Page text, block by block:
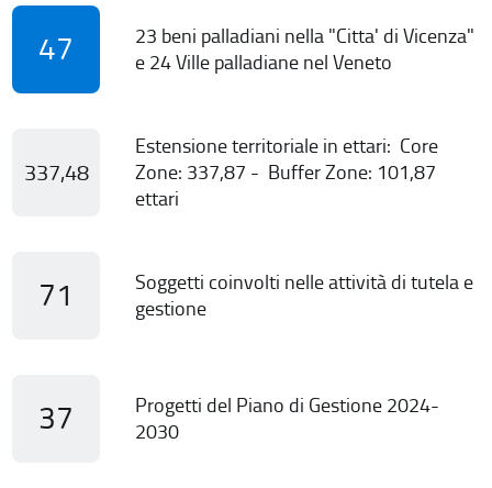
47
23 beni palladiani nella "Citta' di Vicenza"
e 24 Ville palladiane nel Veneto
337,48
Estensione territoriale in ettari: Core
Zone: 337,87 - Buffer Zone: 101,87
ettari
71
Soggetti coinvolti nelle attività di tutela e
gestione
37
Progetti del Piano di Gestione 2024-
2030